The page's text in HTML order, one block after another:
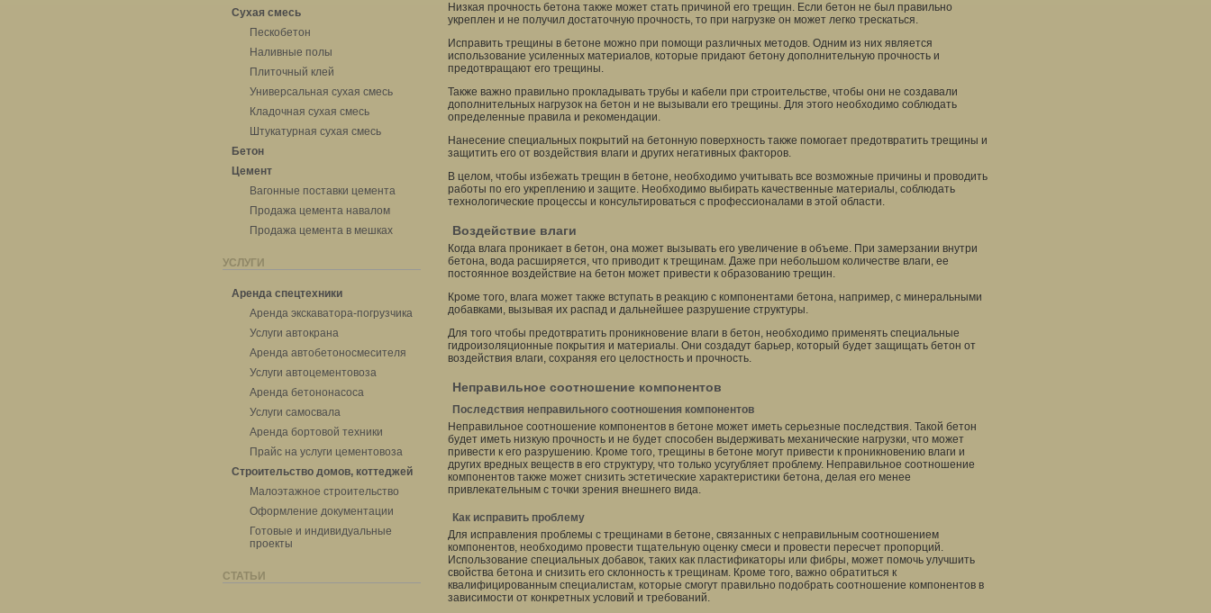
Сухая смесь
Пескобетон
Наливные полы
Плиточный клей
Универсальная сухая смесь
Кладочная сухая смесь
Штукатурная сухая смесь
Бетон
Цемент
Вагонные поставки цемента
Продажа цемента навалом
Продажа цемента в мешках
УСЛУГИ
Аренда спецтехники
Аренда экскаватора-погрузчика
Услуги автокрана
Аренда автобетоносмесителя
Услуги автоцементовоза
Аренда бетононасоса
Услуги самосвала
Аренда бортовой техники
Прайс на услуги цементовоза
Строительство домов, коттеджей
Малоэтажное строительство
Оформление документации
Готовые и индивидуальные
проекты
СТАТЬИ
Низкая прочность бетона также может стать причиной его трещин. Если бетон не был правильно
укреплен и не получил достаточную прочность, то при нагрузке он может легко трескаться.
Исправить трещины в бетоне можно при помощи различных методов. Одним из них является
использование усиленных материалов, которые придают бетону дополнительную прочность и
предотвращают его трещины.
Также важно правильно прокладывать трубы и кабели при строительстве, чтобы они не создавали
дополнительных нагрузок на бетон и не вызывали его трещины. Для этого необходимо соблюдать
определенные правила и рекомендации.
Нанесение специальных покрытий на бетонную поверхность также помогает предотвратить трещины и
защитить его от воздействия влаги и других негативных факторов.
В целом, чтобы избежать трещин в бетоне, необходимо учитывать все возможные причины и проводить
работы по его укреплению и защите. Необходимо выбирать качественные материалы, соблюдать
технологические процессы и консультироваться с профессионалами в этой области.
Воздействие влаги
Когда влага проникает в бетон, она может вызывать его увеличение в объеме. При замерзании внутри
бетона, вода расширяется, что приводит к трещинам. Даже при небольшом количестве влаги, ее
постоянное воздействие на бетон может привести к образованию трещин.
Кроме того, влага может также вступать в реакцию с компонентами бетона, например, с минеральными
добавками, вызывая их распад и дальнейшее разрушение структуры.
Для того чтобы предотвратить проникновение влаги в бетон, необходимо применять специальные
гидроизоляционные покрытия и материалы. Они создадут барьер, который будет защищать бетон от
воздействия влаги, сохраняя его целостность и прочность.
Неправильное соотношение компонентов
Последствия неправильного соотношения компонентов
Неправильное соотношение компонентов в бетоне может иметь серьезные последствия. Такой бетон
будет иметь низкую прочность и не будет способен выдерживать механические нагрузки, что может
привести к его разрушению. Кроме того, трещины в бетоне могут привести к проникновению влаги и
других вредных веществ в его структуру, что только усугубляет проблему. Неправильное соотношение
компонентов также может снизить эстетические характеристики бетона, делая его менее
привлекательным с точки зрения внешнего вида.
Как исправить проблему
Для исправления проблемы с трещинами в бетоне, связанных с неправильным соотношением
компонентов, необходимо провести тщательную оценку смеси и провести пересчет пропорций.
Использование специальных добавок, таких как пластификаторы или фибры, может помочь улучшить
свойства бетона и снизить его склонность к трещинам. Кроме того, важно обратиться к
квалифицированным специалистам, которые смогут правильно подобрать соотношение компонентов в
зависимости от конкретных условий и требований.